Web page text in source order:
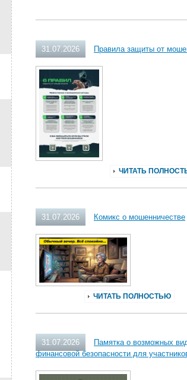
31.07.2026 Правила защиты от
ЧИТАТЬ
31.07.2026 Комикс о мошенничестве
ЧИТАТЬ ПОЛНОСТЬЮ
31.07.2026
Памятка о возможных
финансовой безопасности для